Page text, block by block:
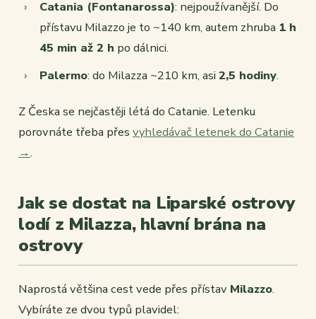
Catania (Fontanarossa): nejpoužívanější. Do
přístavu Milazzo je to ~140 km, autem zhruba 1 h
45 min až 2 h po dálnici.
Palermo: do Milazza ~210 km, asi 2,5 hodiny.
Z Česka se nejčastěji létá do Catanie. Letenku
porovnáte třeba přes vyhledávač letenek do Catanie
→.
Jak se dostat na Liparské ostrovy
lodí z Milazza, hlavní brána na
ostrovy
Naprostá většina cest vede přes přístav Milazzo.
Vybíráte ze dvou typů plavidel: